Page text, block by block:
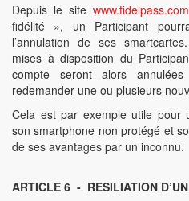
Depuis le sitewww.fidelpass.com
fidélité », un Participant
l’annulation de ses
mises à disposition du
compte seront alors
redemander une ou plusieurs
Cela est par exemple utile pour
son smartphone non protégé et
de ses avantages par un inconnu.
ARTICLE 6 - RESILIATION